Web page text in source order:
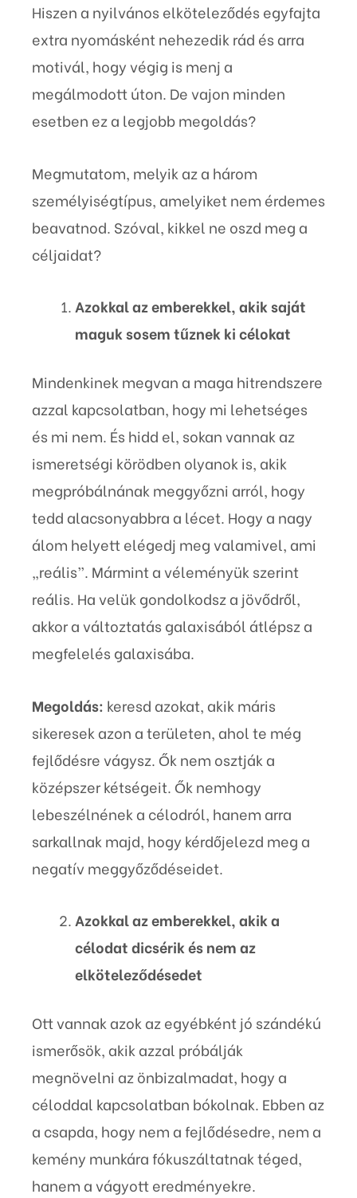
Hiszen a nyilvános elköteleződés egyfajta
extra nyomásként nehezedik rád és arra
motivál, hogy végig is menj a
megálmodott úton. De vajon minden
esetben ez a legjobb megoldás?
Megmutatom, melyik az a három
személyiségtípus, amelyiket nem érdemes
beavatnod. Szóval, kikkel ne oszd meg a
céljaidat?
Azokkal az emberekkel, akik saját
maguk sosem tűznek ki célokat
Mindenkinek megvan a maga hitrendszere
azzal kapcsolatban, hogy mi lehetséges
és mi nem. És hidd el, sokan vannak az
ismeretségi körödben olyanok is, akik
megpróbálnának meggyőzni arról, hogy
tedd alacsonyabbra a lécet. Hogy a nagy
álom helyett elégedj meg valamivel, ami
„reális”. Mármint a véleményük szerint
reális. Ha velük gondolkodsz a jövődről,
akkor a változtatás galaxisából átlépsz a
megfelelés galaxisába.
Megoldás: keresd azokat, akik máris
sikeresek azon a területen, ahol te még
fejlődésre vágysz. Ők nem osztják a
középszer kétségeit. Ők nemhogy
lebeszélnének a célodról, hanem arra
sarkallnak majd, hogy kérdőjelezd meg a
negatív meggyőződéseidet.
Azokkal az emberekkel, akik a
célodat dicsérik és nem az
elköteleződésedet
Ott vannak azok az egyébként jó szándékú
ismerősök, akik azzal próbálják
megnövelni az önbizalmadat, hogy a
céloddal kapcsolatban bókolnak. Ebben az
a csapda, hogy nem a fejlődésedre, nem a
kemény munkára fókuszáltatnak téged,
hanem a vágyott eredményekre.